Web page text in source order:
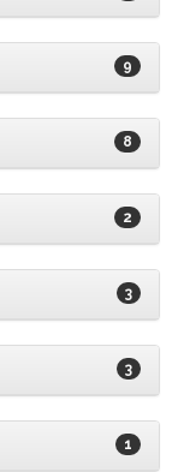
9
8
2
3
3
1